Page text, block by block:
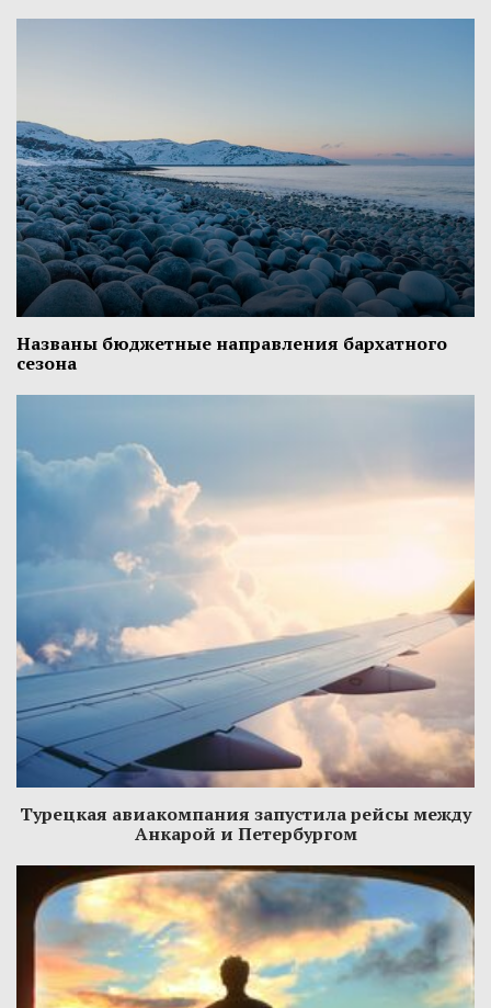
Названы бюджетные направления бархатного
сезона
Турецкая авиакомпания запустила рейсы между
Анкарой и Петербургом